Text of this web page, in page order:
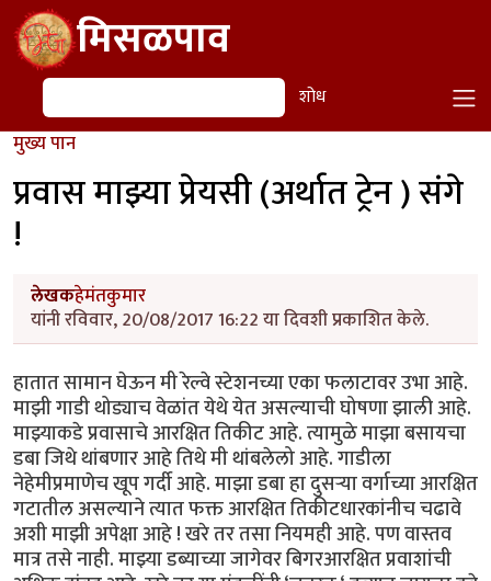
Skip to main contentमिसळपाव
शोध शोध
मुख्य पान
प्रवास माझ्या प्रेयसी (अर्थात ट्रेन ) संगे
!
लेखकहेमंतकुमार
यांनी रविवार, 20/08/2017 16:22 या दिवशी प्रकाशित केले.
हातात सामान घेऊन मी रेल्वे स्टेशनच्या एका फलाटावर उभा आहे.
माझी गाडी थोड्याच वेळांत येथे येत असल्याची घोषणा झाली आहे.
माझ्याकडे प्रवासाचे आरक्षित तिकीट आहे. त्यामुळे माझा बसायचा
डबा जिथे थांबणार आहे तिथे मी थांबलेलो आहे. गाडीला
नेहेमीप्रमाणेच खूप गर्दी आहे. माझा डबा हा दुसऱ्या वर्गाच्या आरक्षित
गटातील असल्याने त्यात फक्त आरक्षित तिकीटधारकांनीच चढावे
अशी माझी अपेक्षा आहे ! खरे तर तसा नियमही आहे. पण वास्तव
मात्र तसे नाही. माझ्या डब्याच्या जागेवर बिगरआरक्षित प्रवाशांची